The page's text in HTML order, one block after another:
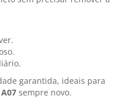
garantida, ideais para
sempre novo.